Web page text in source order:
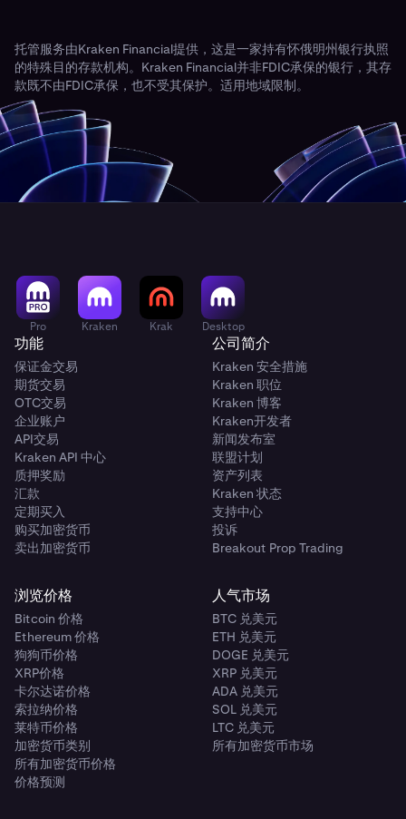
托管服务由Kraken Financial提供，这是一家持有怀俄明州银行执照
的特殊目的存款机构。Kraken Financial并非FDIC承保的银行，其存
款既不由FDIC承保，也不受其保护。适用地域限制。
Pro Kraken Krak Desktop
功能
保证金交易
期货交易
OTC交易
企业账户
API交易
Kraken API 中心
质押奖励
汇款
定期买入
购买加密货币
卖出加密货币
公司简介
Kraken 安全措施
Kraken 职位
Kraken 博客
Kraken开发者
新闻发布室
联盟计划
资产列表
Kraken 状态
支持中心
投诉
Breakout Prop Trading
浏览价格
Bitcoin 价格
Ethereum 价格
狗狗币价格
XRP价格
卡尔达诺价格
索拉纳价格
莱特币价格
加密货币类别
所有加密货币价格
价格预测
人气市场
BTC 兑美元
ETH 兑美元
DOGE 兑美元
XRP 兑美元
ADA 兑美元
SOL 兑美元
LTC 兑美元
所有加密货币市场